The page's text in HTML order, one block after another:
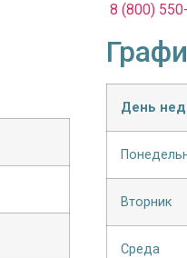
8 (800)
День
Вторник
Среда